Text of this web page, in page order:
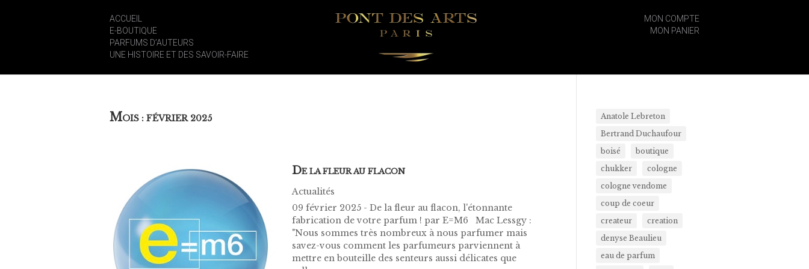
ACCUEIL
E-BOUTIQUE
PARFUMS D’AUTEURS
UNE HISTOIRE ET DES SAVOIR-FAIRE
MON COMPTE
MON PANIER
MOIS : FÉVRIER 2025
DE LA FLEUR AU FLACON
Actualités
09 février 2025 - De la fleur au flacon, l'étonnante
fabrication de votre parfum ! par E=M6 Mac Lessgy :
"Nous sommes très nombreux à nous parfumer mais
savez-vous comment les parfumeurs parviennent à
mettre en bouteille des senteurs aussi délicates que
Anatole Lebreton
Bertrand Duchaufour
boisé
boutique
chukker
cologne
cologne vendome
coup de coeur
createur
creation
denyse Beaulieu
eau de parfum